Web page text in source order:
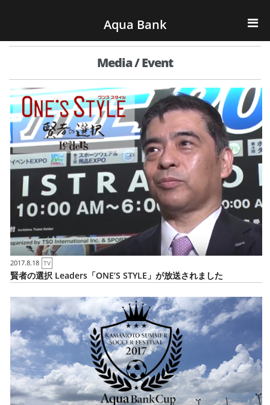
Aqua Bank
TOP
KENCOS・eye-cos
Water Server
COOLIC
環境事業
会社概要
Media / Event
2017.8.18 TV
賢者の選択 Leaders「ONE’S STYLE」が放送されました